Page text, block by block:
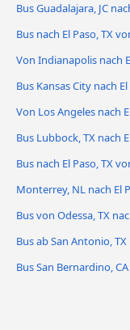
Bus Guadalajara, JC
Bus nach El Paso, TX
Von Indianapolis nach
Bus Kansas City nach El
Von Los Angeles nach
Bus Lubbock, TX nach
Bus nach El Paso, TX
Monterrey, NL nach El
Bus von Odessa, TX
Bus ab San Antonio, TX
Bus San Bernardino,